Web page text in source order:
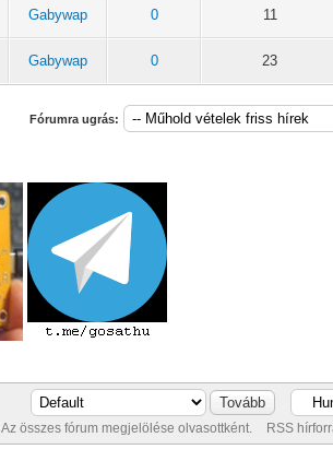
Gabywap 0 11
Gabywap 0 23
Fórumra ugrás:
Az összes fórum megjelölése olvasottként. RSS